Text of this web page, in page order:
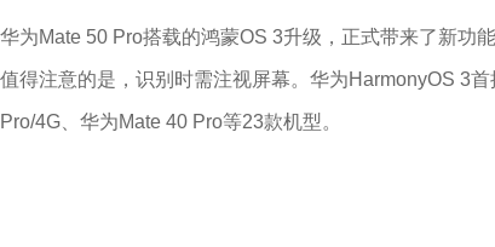
华为Mate 50 Pro搭载的鸿蒙OS 3升级，正式带来了新功
值得注意的是，识别时需注视屏幕。华为HarmonyOS 3
Pro/4G、华为Mate 40 Pro等23款机型。